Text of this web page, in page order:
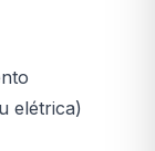
elétrica)